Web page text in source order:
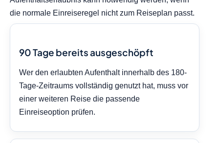
die normale Einreiseregel nicht zum Reiseplan passt.
90 Tage bereits ausgeschöpft
Wer den erlaubten Aufenthalt innerhalb des 180-
Tage-Zeitraums vollständig genutzt hat, muss vor
einer weiteren Reise die passende
Einreiseoption prüfen.